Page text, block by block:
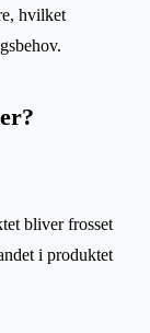
hvilket
bliver frosset
i produktet